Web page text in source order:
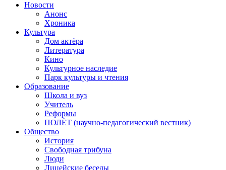
Новости
Анонс
Хроника
Культура
Дом актёра
Литература
Кино
Культурное наследие
Парк культуры и чтения
Образование
Школа и вуз
Учитель
Реформы
ПОЛЁТ (научно-педагогический вестник)
Общество
История
Свободная трибуна
Люди
Лицейские беседы